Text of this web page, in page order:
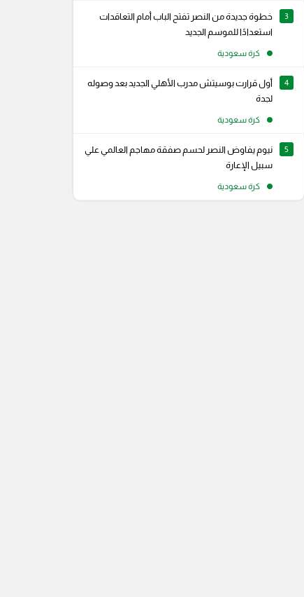
سناب شات
3
خطوة جديدة من النصر تفتح الباب أمام التعاقدات
استعدادًا للموسم الجديد
كرة سعودية
4
أول قرارت بوسيتش مدرب الأهلي الجديد بعد وصوله
لجدة
كرة سعودية
5
نيوم يفاوض النصر لحسم صفقة مهاجم العالمي علي
سبيل الإعارة
كرة سعودية